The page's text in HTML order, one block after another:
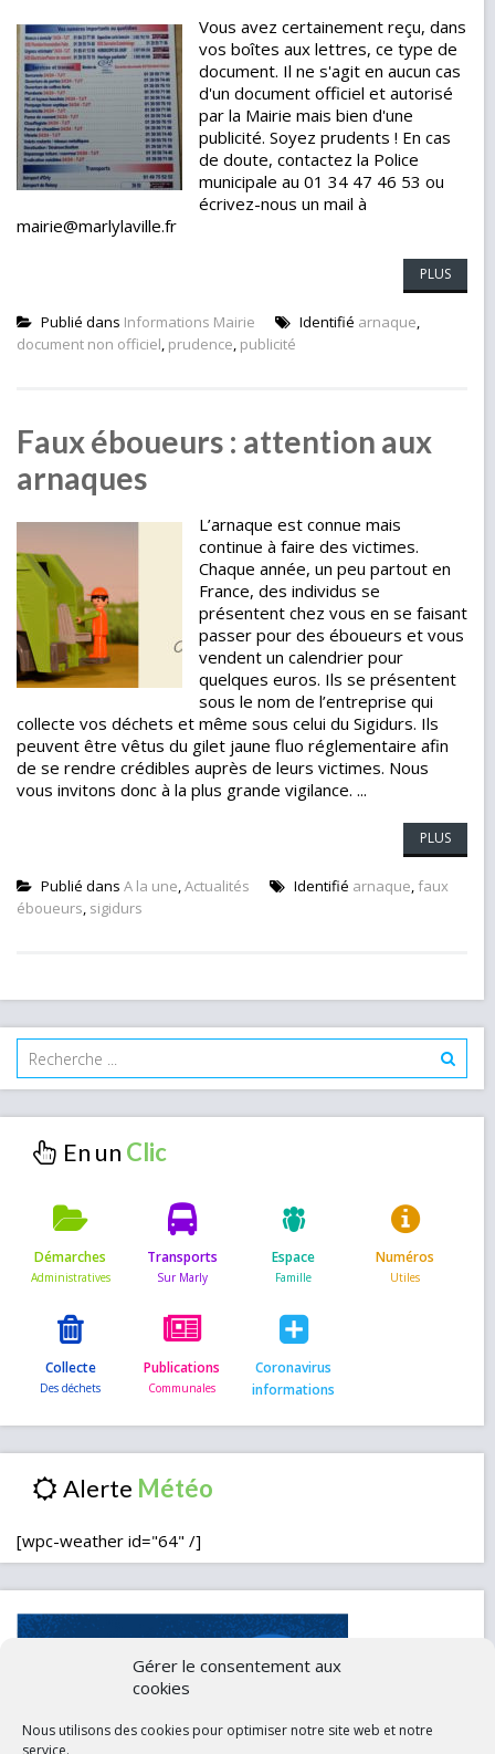
Gérer le consentement aux
cookies
Nous utilisons des cookies pour optimiser notre site web et notre
service.
Vous avez certainement reçu, dans
vos boîtes aux lettres, ce type de
document. Il ne s'agit en aucun cas
d'un document officiel et autorisé
par la Mairie mais bien d'une
publicité. Soyez prudents ! En cas
de doute, contactez la Police
municipale au 01 34 47 46 53 ou
écrivez-nous un mail à
mairie@marlylaville.fr
PLUS
Publié dans Informations Mairie Identifié arnaque,
document non officiel, prudence, publicité
Faux éboueurs : attention aux
arnaques
L’arnaque est connue mais
continue à faire des victimes.
Chaque année, un peu partout en
France, des individus se
présentent chez vous en se faisant
passer pour des éboueurs et vous
vendent un calendrier pour
quelques euros. Ils se présentent
sous le nom de l’entreprise qui
collecte vos déchets et même sous celui du Sigidurs. Ils
peuvent être vêtus du gilet jaune fluo réglementaire afin
de se rendre crédibles auprès de leurs victimes. Nous
vous invitons donc à la plus grande vigilance. ...
PLUS
Publié dans A la une,Actualités Identifié arnaque, faux
éboueurs, sigidurs
En un
Démarches Transports Espace Numéros
Collecte Publications
Coronavirus
informations
Alerte
[wpc-weather id="64" /]